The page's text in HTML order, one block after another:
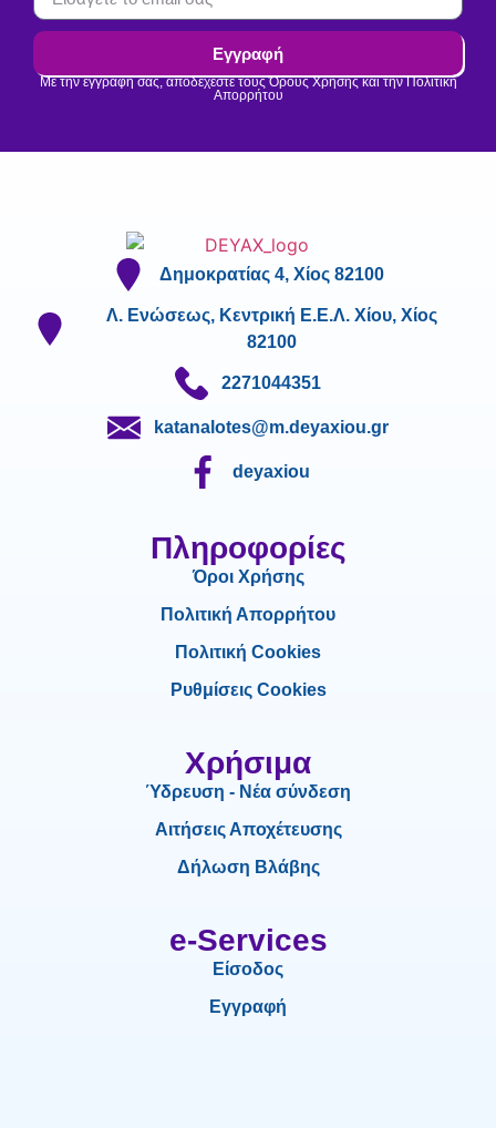
Εγγραφή
Με την εγγραφή σας, αποδέχεστε τους Όρους Χρήσης και την Πολιτική
Απορρήτου
Δημοκρατίας 4, Χίος 82100
Λ. Ενώσεως, Κεντρική Ε.Ε.Λ. Χίου, Χίος
82100
2271044351
katanalotes@m.deyaxiou.gr
deyaxiou
Πληροφορίες
Όροι Χρήσης
Πολιτική Απορρήτου
Πολιτική Cookies
Ρυθμίσεις Cookies
Χρήσιμα
Ύδρευση - Νέα σύνδεση
Αιτήσεις Αποχέτευσης
Δήλωση Βλάβης
e-Services
Είσοδος
Εγγραφή